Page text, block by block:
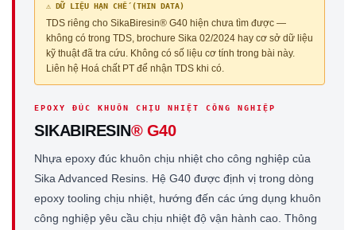
⚠️ DỮ LIỆU HẠN CHẾ (THIN DATA)
TDS riêng cho SikaBiresin® G40 hiện chưa tìm được —
không có trong TDS, brochure Sika 02/2024 hay cơ sở dữ liệu
kỹ thuật đã tra cứu. Không có số liệu cơ tính trong bài này.
Liên hệ Hoá chất PT để nhận TDS khi có.
EPOXY ĐÚC KHUÔN CHỊU NHIỆT CÔNG NGHIỆP
SIKABIRESIN® G40
Nhựa epoxy đúc khuôn chịu nhiệt cho công nghiệp của
Sika Advanced Resins. Hệ G40 được định vị trong dòng
epoxy tooling chịu nhiệt, hướng đến các ứng dụng khuôn
công nghiệp yêu cầu chịu nhiệt độ vận hành cao. Thông